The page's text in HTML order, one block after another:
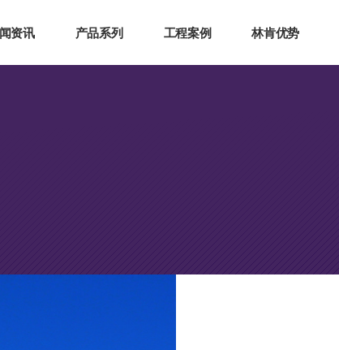
资讯 产品系列 工程案例 林肯优势